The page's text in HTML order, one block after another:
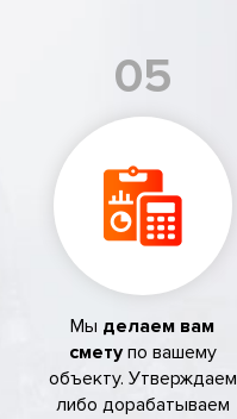
05
Мы делаем вам
сметупо вашему
объекту. Утверждаем
либо дорабатываем